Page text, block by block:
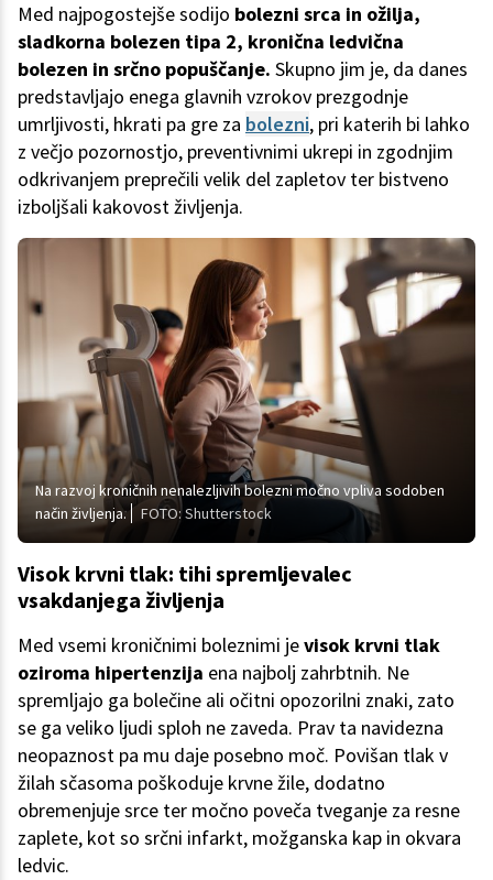
Med najpogostejše sodijo bolezni srca in ožilja,
sladkorna bolezen tipa 2, kronična ledvična
bolezen in srčno popuščanje. Skupno jim je, da danes
predstavljajo enega glavnih vzrokov prezgodnje
umrljivosti, hkrati pa gre za bolezni, pri katerih bi lahko
z večjo pozornostjo, preventivnimi ukrepi in zgodnjim
odkrivanjem preprečili velik del zapletov ter bistveno
izboljšali kakovost življenja.
Na razvoj kroničnih nenalezljivih bolezni močno vpliva sodoben
način življenja.
FOTO: Shutterstock
Visok krvni tlak: tihi spremljevalec
vsakdanjega življenja
Med vsemi kroničnimi boleznimi jevisok krvni tlak
oziroma hipertenzija ena najbolj zahrbtnih. Ne
spremljajo ga bolečine ali očitni opozorilni znaki, zato
se ga veliko ljudi sploh ne zaveda. Prav ta navidezna
neopaznost pa mu daje posebno moč. Povišan tlak v
žilah sčasoma poškoduje krvne žile, dodatno
obremenjuje srce ter močno poveča tveganje za resne
zaplete, kot so srčni infarkt, možganska kap in okvara
ledvic.